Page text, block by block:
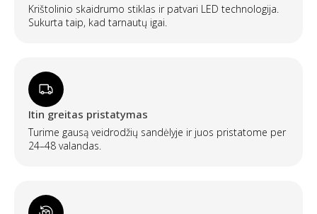
Krištolinio skaidrumo stiklas ir patvari LED technologija.
Sukurta taip, kad tarnautų igai.
Itin greitas pristatymas
Turime gausą veidrodžių sandėlyje ir juos pristatome per
24–48 valandas.